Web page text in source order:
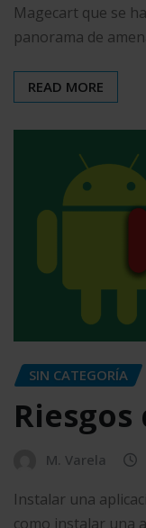
Magecart que se
panorama de
READ MORE
SIN CATEGORÍA
Riesgos
M. Varela
Instalar una
como instalar una